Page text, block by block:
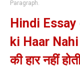
Paragraph.
Hindi
ki Haar
की हार नहीं